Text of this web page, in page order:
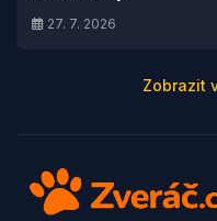
27. 7. 2026
Zobrazit